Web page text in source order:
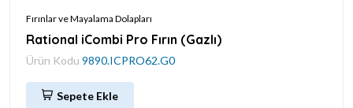
Fırınlar ve Mayalama Dolapları
Rational iCombi Pro Fırın (Gazlı)
Ürün Kodu 9890.ICPRO62.G0
Sepete Ekle